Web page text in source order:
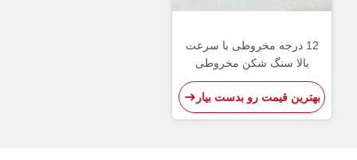
12 درجه مخروطی با سرعت
بالا سنگ شکن مخروطی
ابزارهای برش کاربید تنگستن
بهترین قیمت رو بدست بیار